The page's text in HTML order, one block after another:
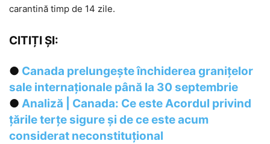
carantină timp de 14 zile.
CITIȚI ȘI:
● Canada prelungește închiderea granițelor
sale internaționale până la 30 septembrie
● Analiză | Canada: Ce este Acordul privind
țările terțe sigure și de ce este acum
considerat neconstituțional